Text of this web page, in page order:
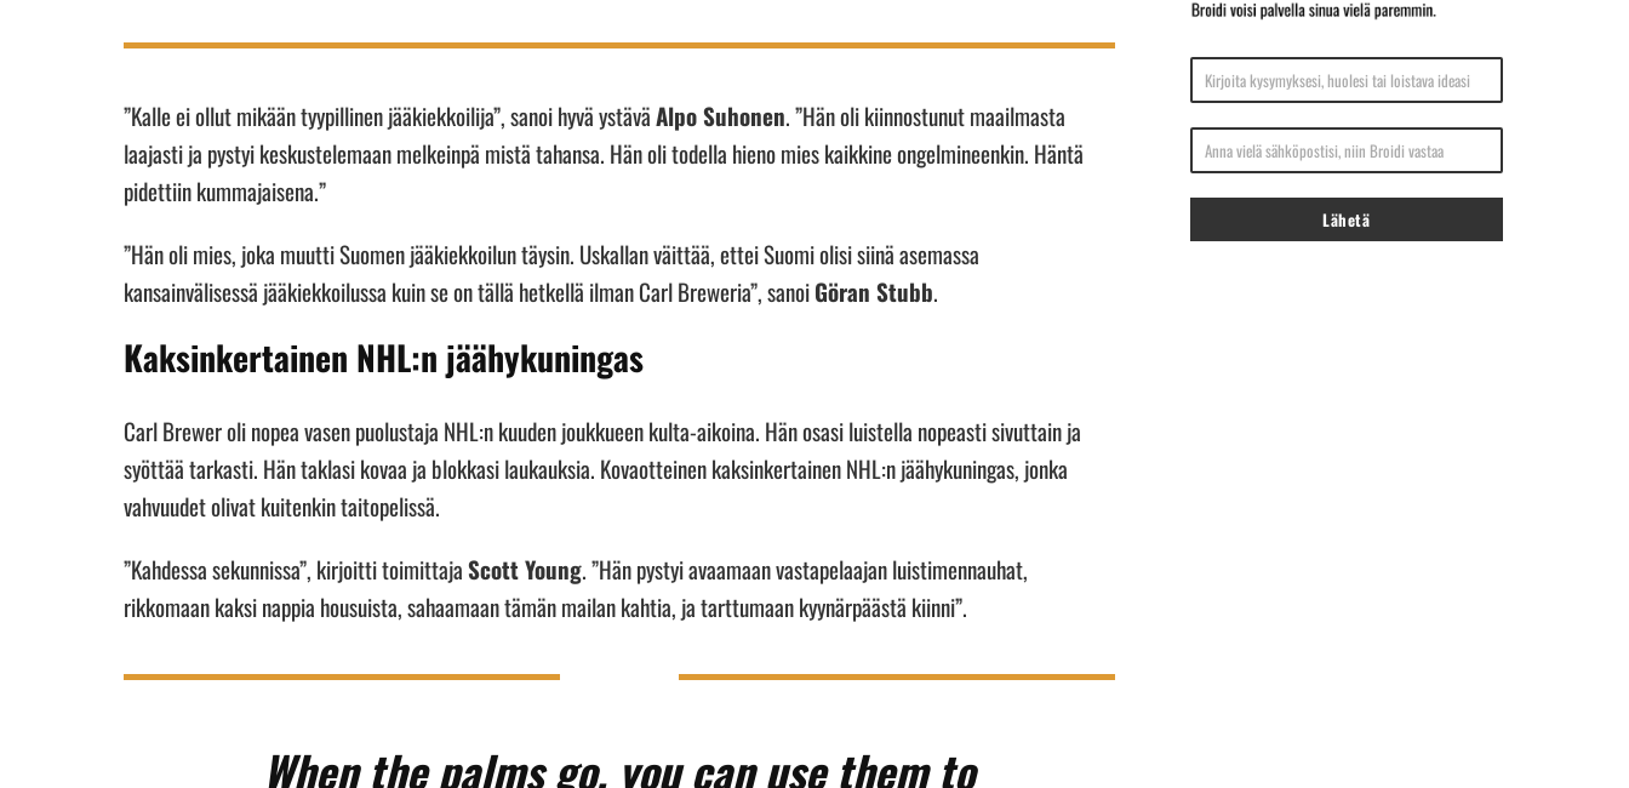
”Kalle ei ollut mikään tyypillinen jääkiekkoilija”, sanoi hyvä ystäväAlpo Suhonen. ”Hän oli kiinnostunut maailmasta
laajasti ja pystyi keskustelemaan melkeinpä mistä tahansa. Hän oli todella hieno mies kaikkine ongelmineenkin. Häntä
pidettiin kummajaisena.”
”Hän oli mies, joka muutti Suomen jääkiekkoilun täysin. Uskallan väittää, ettei Suomi olisi siinä asemassa
kansainvälisessä jääkiekkoilussa kuin se on tällä hetkellä ilman Carl Breweria”, sanoiGöran Stubb.
Kaksinkertainen NHL:n jäähykuningas
Carl Brewer oli nopea vasen puolustaja NHL:n kuuden joukkueen kulta-aikoina. Hän osasi luistella nopeasti sivuttain ja
syöttää tarkasti. Hän taklasi kovaa ja blokkasi laukauksia. Kovaotteinen kaksinkertainen NHL:n jäähykuningas, jonka
vahvuudet olivat kuitenkin taitopelissä.
”Kahdessa sekunnissa”, kirjoitti toimittajaScott Young. ”Hän pystyi avaamaan vastapelaajan luistimennauhat,
rikkomaan kaksi nappia housuista, sahaamaan tämän mailan kahtia, ja tarttumaan kyynärpäästä kiinni”.
When the palms go, you can use them to
Kirjoita kysymyksesi, huolesi tai loistava ideasi
Anna vielä sähköpostisi, niin Broidi vastaa
Lähetä